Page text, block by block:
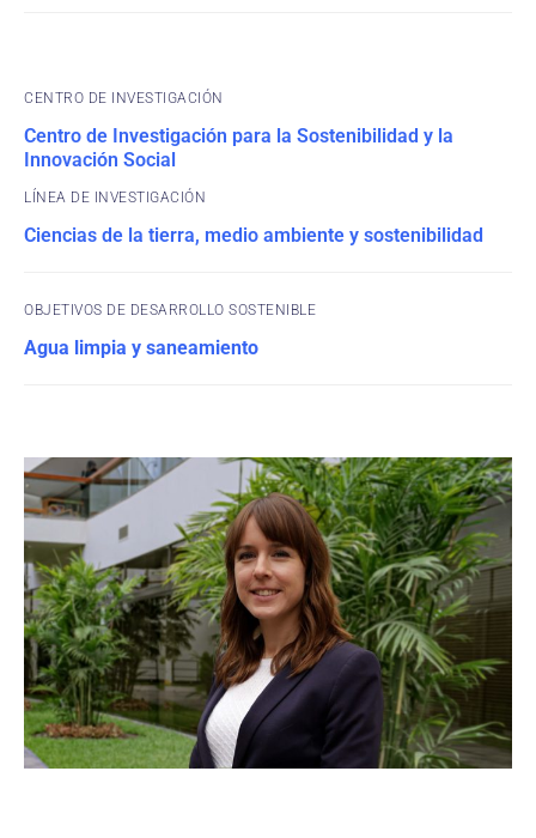
CENTRO DE INVESTIGACIÓN
Centro de Investigación para la Sostenibilidad y la
Innovación Social
Ciencias de la tierra, medio ambiente y sostenibilidad
OBJETIVOS DE DESARROLLO SOSTENIBLE
Agua limpia y saneamiento